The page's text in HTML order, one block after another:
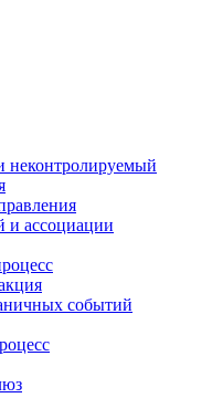
неконтролируемый
и ассоциации
событий